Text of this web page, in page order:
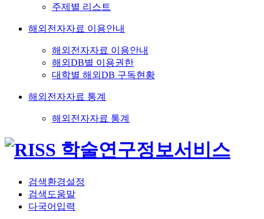
주제별 리스트
해외전자자료 이용안내
해외전자자료 이용안내
해외DB별 이용권한
대학별 해외DB 구독현황
해외전자자료 통계
해외전자자료 통계
검색환경설정
검색도움말
다국어입력